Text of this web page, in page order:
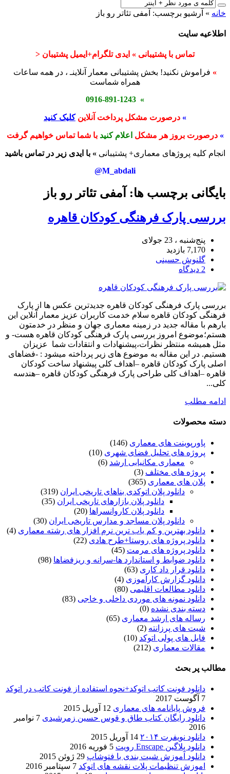
خانه » آرشیو برچسب: آمفی تئاتر رو باز
اطلاعیه سایت
تماس با پشتیبانی » ایدی تلگرام+ایمیل پشتیبان <
» فراموش نکنید! بخش پشتیبانی معمار آنلاینـ ، در همه ساعات
همراه شماست
» 0916-891-1243
» درصورت مشکل پرداخت آنلاینکلیک کنید
» درصورت بروز هر مشکل اعلام کنید با شما تماس خواهیم گرفت
انجام کلیه پروژهای معماری+ پشتیبانی » با ایدی زیر در تماس باشید
M_abdali@
بایگانی برچسب ها: آمفی تئاتر رو باز
بررسی پارک فرهنگی کودکان قاهره
پنج‌شنبه ، 23 جولای
7,170 بازدید
گلنوش حسینی
2 دیدگاه
بررسی پارک فرهنگی کودکان قاهره جدیدترین عکس ها از پارک
فرهنگی کودکان قاهره سلام خدمت کاربران عزیز معمار آنلاین این
بارهم با مقاله جدید در زمینه معماری جهان و منظر در خدمتون
هستم؛موضوع امروز بررسی پارک فرهنگی کودکان قاهره هست- و
مثل همیشه منتظر نظرات،پیشنهادات و انتقادات شما عزیزان
هستیم. در این مقاله به موضوع های زیر پرداخته میشود : -فضاهای
اصلی پارک کودکان قاهره –اهداف کلی پیشنهاد ساخت کودکان
قاهره –اهداف کلی طراحی پارک فرهنگی کودکان قاهره –هندسه
کلی...
ادامه مطلب
دسته محصولات
پاورپوینت های معماری (146)
پروژه های تحلیل فضای شهری (10)
معماری مکانیابی ارشد (6)
پروژه های مختلف (3)
پلان های معماری (365)
دانلود پلان اتوکدی بناهای تاریخی ایران (319)
دانلود پلان بازارهای تاریخی ایران (35)
دانلود پلان کاروانسراها (20)
دانلود پلان مساجد و مدارس تاریخی ایران (30)
دانلود بهترین و کم یاب ترین نرم افزار های رشته معماری (4)
دانلود پروژه های روستا+طرح هادی (22)
دانلود پروژه های مرمت (45)
دانلود ضوابط و استاندارد ها-سرانه و ریزفضاها (98)
دانلود قرار داد کاری (63)
دانلود گزارش کارآموزی (4)
دانلود مطالعات اقلیمی (80)
دانلود نمونه های موردی داخلی و خاجی (83)
دسته بندی نشده (0)
رساله های ارشد معماری (65)
شیت های پرزانته (2)
فایل های پولی اتوکد (10)
مقالات معماری (212)
مطالب پر بحث
دانلود فونت کاتب اتوکد+نحوه استفاده از فونت کاتب در اتوکد
7 آگوست 2017
فروش پایانامه های معماری 12 آوریل 2015
دانلود رایگان کتاب طاق و قوس حسین زمرشیدی
7 نوامبر
2016
دانلود نویفرت ۲۰۱۴
14 آوریل 2015
دانلود پلاگین Enscape رویت
5 فوریه 2016
دانلود آموزش شیت بندی با فتوشاپ 29 ژوئن 2015
اموزش تنظیمات پلات نقشه های اتوکد 7 سپتامبر 2016